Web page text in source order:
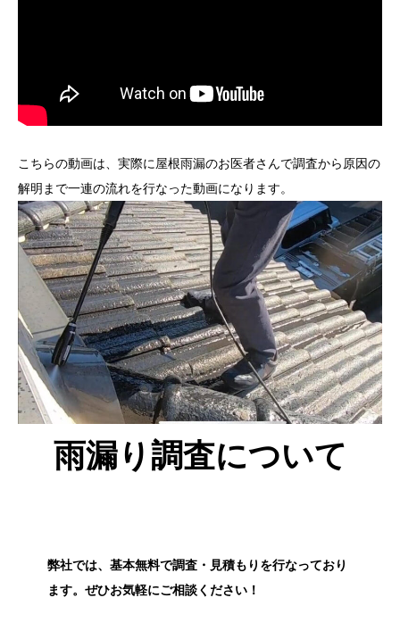
こちらの動画は、実際に屋根雨漏のお医者さんで調査から原因の
解明まで一連の流れを行なった動画になります。
雨漏り調査について
弊社では、基本無料で調査・見積もりを行なっており
ます。ぜひお気軽にご相談ください！